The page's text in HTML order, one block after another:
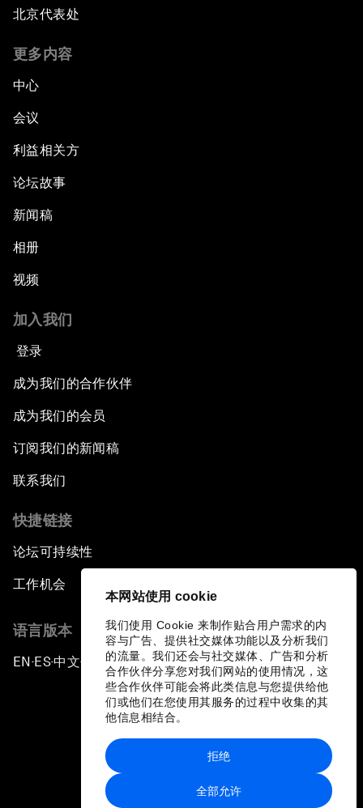
本网站使用 cookie
我们使用 Cookie 来制作贴合用户需求的内
容与广告、提供社交媒体功能以及分析我们
的流量。我们还会与社交媒体、广告和分析
合作伙伴分享您对我们网站的使用情况，这
些合作伙伴可能会将此类信息与您提供给他
们或他们在您使用其服务的过程中收集的其
他信息相结合。
全部允许
拒绝
北京代表处
更多内容
中心
会议
利益相关方
论坛故事
新闻稿
相册
视频
加入我们
登录
成为我们的合作伙伴
成为我们的会员
订阅我们的新闻稿
联系我们
快捷链接
论坛可持续性
工作机会
语言版本
EN ▪ES▪中文▪ 日本語
站点地图